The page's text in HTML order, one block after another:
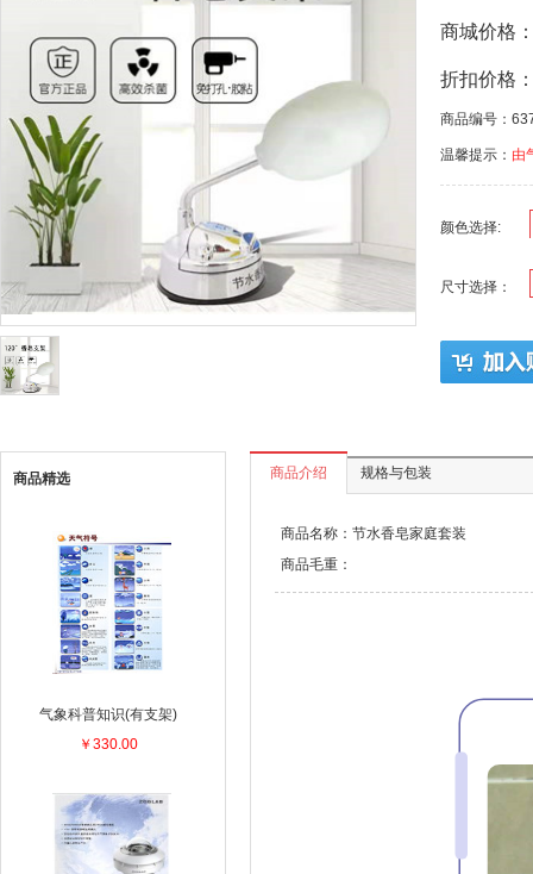
商城价格
折扣价格
商品编号：
温馨提示： 由
颜色选择:
尺寸选择：
商品精选
气象科普知识(有支架)
￥330.00
商品介绍 规格与包装
商品名称：节水香皂家庭套装
商品毛重：